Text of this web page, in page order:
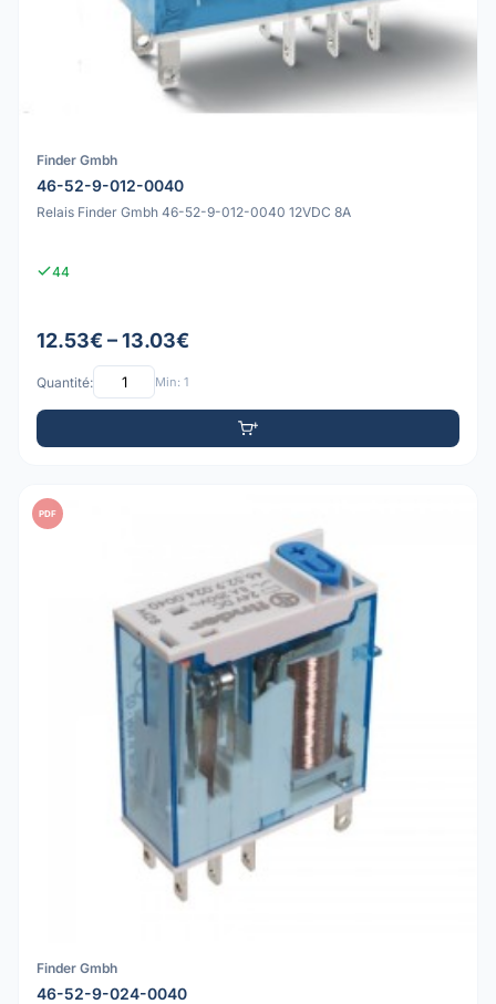
Finder Gmbh
46-52-9-012-0040
Relais Finder Gmbh 46-52-9-012-0040 12VDC 8A
44
12.53€ – 13.03€
Quantité: Min: 1
PDF
Finder Gmbh
46-52-9-024-0040